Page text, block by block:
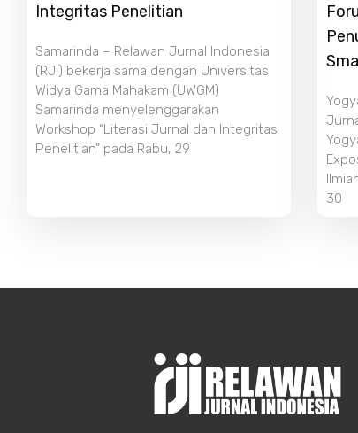
Integritas Penelitian
Samarinda – Relawan Jurnal Indonesia
(RJI) bekerja sama dengan Universitas
Widya Gama Mahakam (UWGM)
Samarinda menyelenggarakan
Workshop “Literasi Jurnal dan Integritas
Penelitian” pada Rabu, 29
30